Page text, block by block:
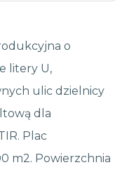
o
litery U,
ulic dzielnicy
dla
Plac
m2. Powierzchnia